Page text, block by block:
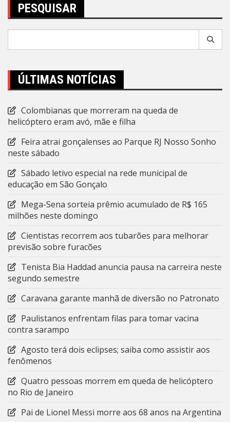
PESQUISAR
ÚLTIMAS NOTÍCIAS
Colombianas que morreram na queda de
helicóptero eram avó, mãe e filha
Feira atrai gonçalenses ao Parque RJ Nosso Sonho
neste sábado
Sábado letivo especial na rede municipal de
educação em São Gonçalo
Mega-Sena sorteia prêmio acumulado de R$ 165
milhões neste domingo
Cientistas recorrem aos tubarões para melhorar
previsão sobre furacões
Tenista Bia Haddad anuncia pausa na carreira neste
segundo semestre
Caravana garante manhã de diversão no Patronato
Paulistanos enfrentam filas para tomar vacina
contra sarampo
Agosto terá dois eclipses; saiba como assistir aos
fenômenos
Quatro pessoas morrem em queda de helicóptero
no Rio de Janeiro
Pai de Lionel Messi morre aos 68 anos na Argentina